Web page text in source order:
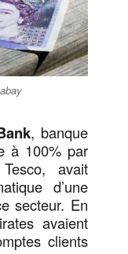
, banque
à 100% par
avait
d’une
secteur. En
avaient
clients